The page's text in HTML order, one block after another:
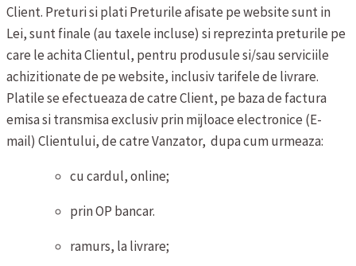
Client. Preturi si platiPreturile afisate pe website sunt in
Lei, sunt finale (au taxele incluse) si reprezinta preturile pe
care le achita Clientul, pentru produsule si/sau serviciile
achizitionate de pe website, inclusiv tarifele de livrare.
Platile se efectueaza de catre Client, pe baza de factura
emisa si transmisa exclusiv prin mijloace electronice (E-
mail) Clientului, de catre Vanzator, dupa cum urmeaza:
cu cardul, online;
prin OP bancar.
ramurs, la livrare;